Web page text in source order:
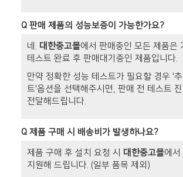
Q판매 제품의 성능보증이 가능한가요?
네. 대한중고몰에서 판매중인 모든 제품은
테스트 완료 후 판매대기중인 제품입니다.
만약 정확한 성능 테스트가 필요할 경우 '
트'옵션을 선택해주시면, 판매 전 테스트
전달해드립니다.
Q제품 구매 시 배송비가 발생하나요?
제품 구매 후 설치 요청 시 대한중고몰에서
지원해 드립니다. (일부 품목 제외)